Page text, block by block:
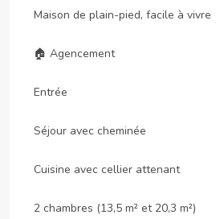
Maison de plain-pied, facile à vivre
🏠 Agencement
Entrée
Séjour avec cheminée
Cuisine avec cellier attenant
2 chambres (13,5 m² et 20,3 m²)